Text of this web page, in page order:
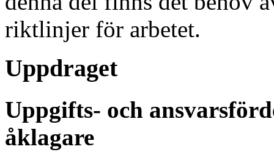
riktlinjer för arbetet.
Uppdraget
Uppgifts- och
åklagare